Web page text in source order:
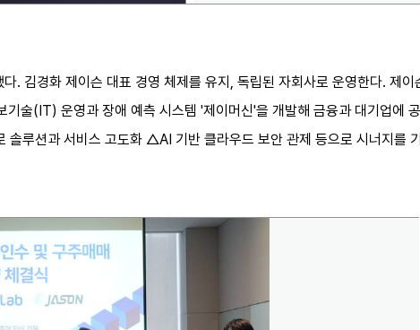
. 김경화 제이슨 대표 경영 체제를 유지, 독립된 자회사로 운영한다. 제
술(IT) 운영과 장애 예측 시스템 '제이머신'을 개발해 금융과 대기업에
루션과 서비스 고도화 △AI 기반 클라우드 보안 관제 등으로 시너지를